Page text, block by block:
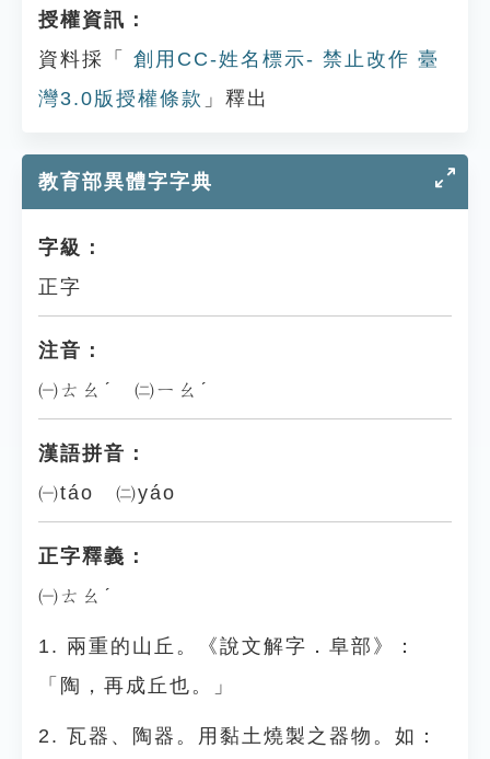
授權資訊：
資料採「
創用CC-姓名標示- 禁止改作 臺
灣3.0版授權條款 」釋出
教育部異體字字典
字級：
正字
注音：
㈠ㄊㄠˊ ㈡ㄧㄠˊ
漢語拼音：
㈠táo ㈡yáo
正字釋義：
㈠ㄊㄠˊ
1. 兩重的山丘。《說文解字．阜部》：
「陶，再成丘也。」
2. 瓦器、陶器。用黏土燒製之器物。如：